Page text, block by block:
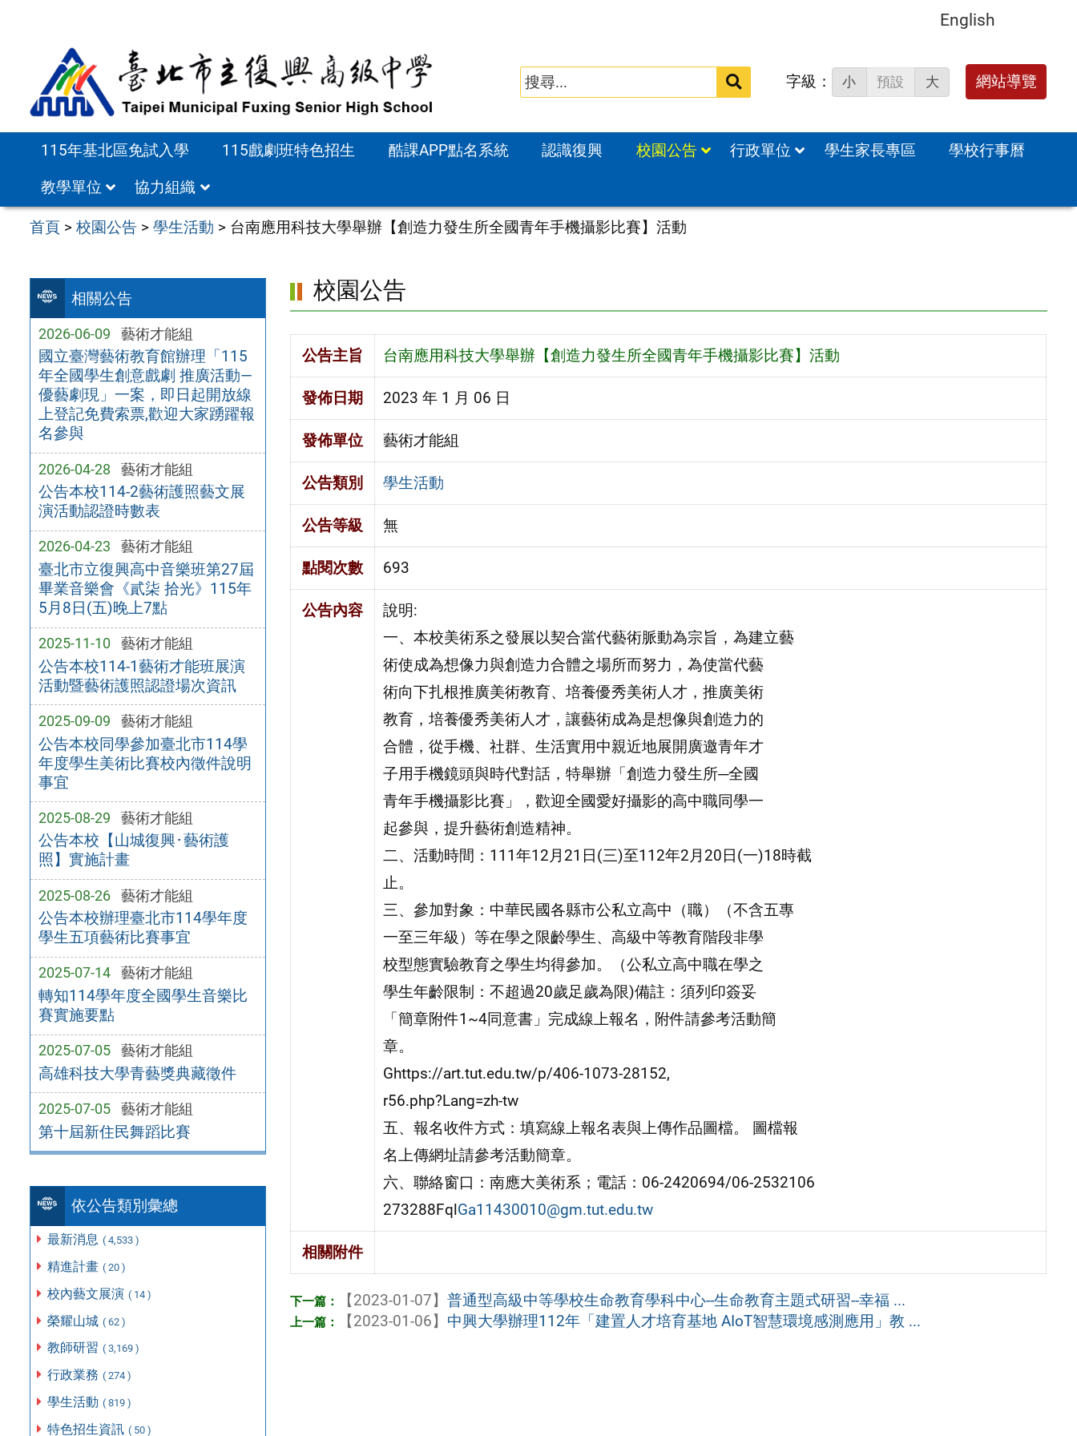
English
搜
字級： 小 預設 大 網站導覽
115年基北區免試入學 115戲劇班特色招生 酷課APP點名系統 認識復興 校園公告 行政單位 學生家長專區
學校行事曆
教學單位
協力組織
首頁 >校園公告 >學生活動 > 台南應用科技大學舉辦【創造力發生所全國青年手機攝影比賽】活動
相關公告
2026-06-09 藝術才能組
國立臺灣藝術教育館辦理「115
年全國學生創意戲劇 推廣活動—
優藝劇現」一案，即日起開放線
上登記免費索票,歡迎大家踴躍報
名參與
2026-04-28 藝術才能組
公告本校114-2藝術護照藝文展
演活動認證時數表
2026-04-23 藝術才能組
臺北市立復興高中音樂班第27屆
畢業音樂會《貳柒 拾光》115年
5月8日(五)晚上7點
2025-11-10 藝術才能組
公告本校114-1藝術才能班展演
活動暨藝術護照認證場次資訊
2025-09-09 藝術才能組
公告本校同學參加臺北市114學
年度學生美術比賽校內徵件說明
事宜
2025-08-29 藝術才能組
公告本校【山城復興･藝術護
照】實施計畫
2025-08-26 藝術才能組
公告本校辦理臺北市114學年度
學生五項藝術比賽事宜
2025-07-14 藝術才能組
轉知114學年度全國學生音樂比
賽實施要點
2025-07-05 藝術才能組
高雄科技大學青藝獎典藏徵件
2025-07-05 藝術才能組
第十屆新住民舞蹈比賽
依公告類別彙總
最新消息 ( 4,533 )
精進計畫 ( 20 )
校內藝文展演 ( 14 )
榮耀山城 ( 62 )
教師研習 ( 3,169 )
行政業務 ( 274 )
學生活動 ( 819 )
特色招生資訊 ( 50 )
校園公告
公告主旨 台南應用科技大學舉辦【創造力發生所全國青年手機攝影比賽】活動
發佈日期 2023 年 1 月 06 日
發佈單位 藝術才能組
公告類別 學生活動
公告等級 無
點閱次數 693
公告內容
說明:
一、本校美術系之發展以契合當代藝術脈動為宗旨，為建立藝
術使成為想像力與創造力合體之場所而努力，為使當代藝
術向下扎根推廣美術教育、培養優秀美術人才，推廣美術
教育，培養優秀美術人才，讓藝術成為是想像與創造力的
合體，從手機、社群、生活實用中親近地展開廣邀青年才
子用手機鏡頭與時代對話，特舉辦「創造力發生所─全國
青年手機攝影比賽」，歡迎全國愛好攝影的高中職同學一
起參與，提升藝術創造精神。
二、活動時間：111年12月21日(三)至112年2月20日(一)18時截
止。
三、參加對象：中華民國各縣市公私立高中（職）（不含五專
一至三年級）等在學之限齡學生、高級中等教育階段非學
校型態實驗教育之學生均得參加。（公私立高中職在學之
學生年齡限制：不超過20歲足歲為限)備註：須列印簽妥
「簡章附件1~4同意書」完成線上報名，附件請參考活動簡
章。
Ghttps://art.tut.edu.tw/p/406-1073-28152,
r56.php?Lang=zh-tw
五、報名收件方式：填寫線上報名表與上傳作品圖檔。 圖檔報
名上傳網址請參考活動簡章。
六、聯絡窗口：南應大美術系；電話：06-2420694/06-2532106
273288FqlGa11430010@gm.tut.edu.tw
相關附件
【2023-01-07】普通型高級中等學校生命教育學科中心--生命教育主題式研習--幸福 ...
【2023-01-06】 中興大學辦理112年「建置人才培育基地 AIoT智慧環境感測應用」教 ...